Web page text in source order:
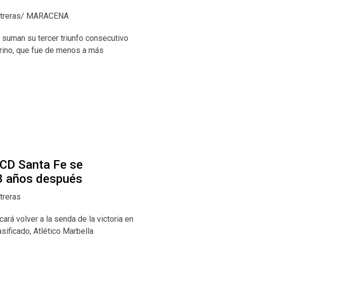
MARACENA
su tercer triunfo consecutivo
que fue de menos a más
Santa Fe se
años después
volver a la senda de la victoria en
Atlético Marbella